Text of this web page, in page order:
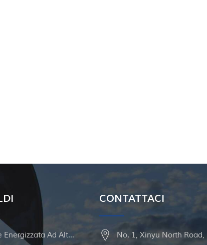
Guarnizione Energizzata Ad Alta Pressione
CONTATTACI
No. 1, Xinyu North Road,